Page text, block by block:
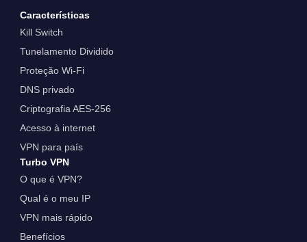
Características
Kill Switch
Tunelamento Dividido
Proteção Wi-Fi
DNS privado
Criptografia AES-256
Acesso à internet
VPN para país
Turbo VPN
O que é VPN?
Qual é o meu IP
VPN mais rápido
Benefícios